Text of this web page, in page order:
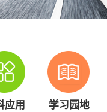
应用 学习园地